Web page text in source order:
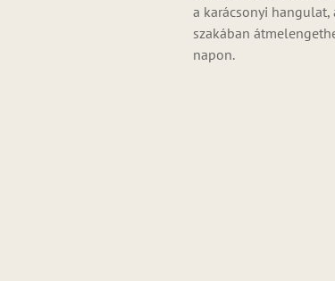
a karácsonyi
szakában
napon.